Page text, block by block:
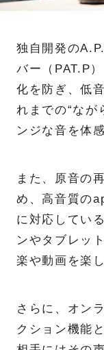
独自開発の
バー（PAT.P
化を防ぎ、低
れまでの“なが
ンジな音を体
また、原音の
め、高音質の
に対応してい
ンやタブレッ
楽や動画を楽
さらに、オン
クション機能